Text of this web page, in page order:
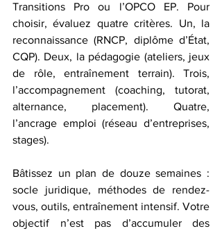
Transitions Pro ou l’OPCO EP. Pour
choisir, évaluez quatre critères. Un, la
reconnaissance (RNCP, diplôme d’État,
CQP). Deux, la pédagogie (ateliers, jeux
de rôle, entraînement terrain). Trois,
l’accompagnement (coaching, tutorat,
alternance, placement). Quatre,
l’ancrage emploi (réseau d’entreprises,
stages).
Bâtissez un plan de douze semaines :
socle juridique, méthodes de rendez-
vous, outils, entraînement intensif. Votre
objectif n’est pas d’accumuler des